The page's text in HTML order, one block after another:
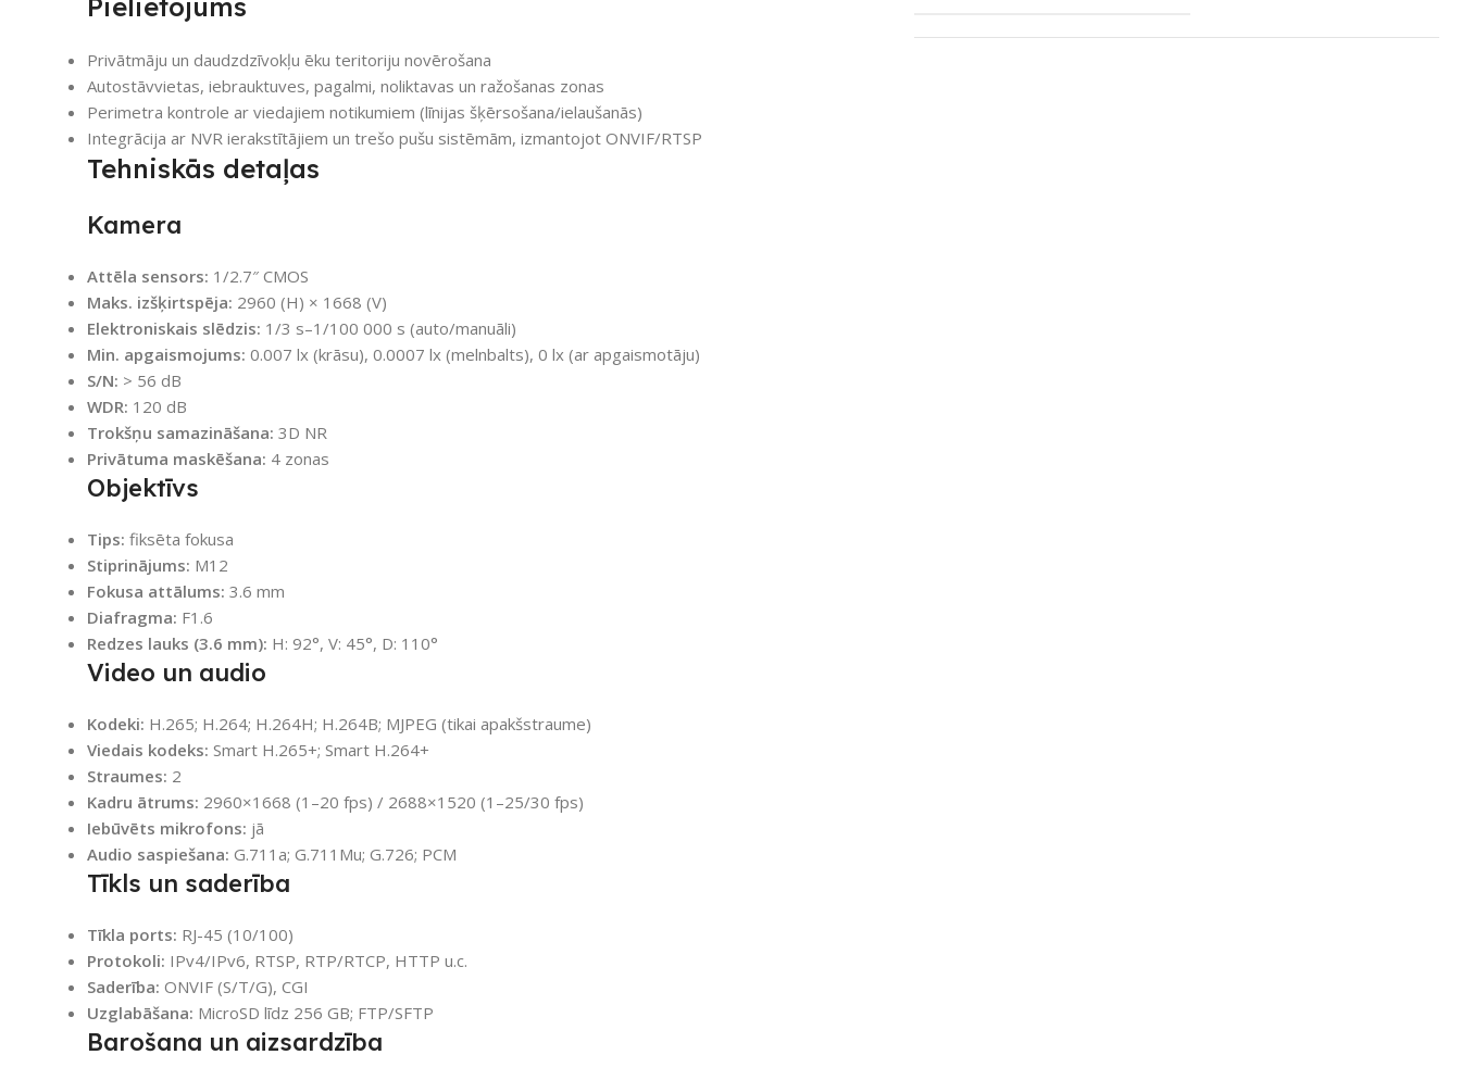
Privātmāju un daudzdzīvokļu ēku teritoriju novērošana
Autostāvvietas, iebrauktuves, pagalmi, noliktavas un ražošanas zonas
Perimetra kontrole ar viedajiem notikumiem (līnijas šķērsošana/ielaušanās)
Integrācija ar NVR ierakstītājiem un trešo pušu sistēmām, izmantojot ONVIF/RTSP
Tehniskās detaļas
Kamera
Attēla sensors: 1/2.7″ CMOS
Maks. izšķirtspēja: 2960 (H) × 1668 (V)
Elektroniskais slēdzis: 1/3 s–1/100 000 s (auto/manuāli)
Min. apgaismojums: 0.007 lx (krāsu), 0.0007 lx (melnbalts), 0 lx (ar apgaismotāju)
S/N: > 56 dB
WDR: 120 dB
Trokšņu samazināšana: 3D NR
Privātuma maskēšana: 4 zonas
Objektīvs
Tips: fiksēta fokusa
Stiprinājums: M12
Fokusa attālums: 3.6 mm
Diafragma: F1.6
Redzes lauks (3.6 mm): H: 92°, V: 45°, D: 110°
Video un audio
Kodeki: H.265; H.264; H.264H; H.264B; MJPEG (tikai apakšstraume)
Viedais kodeks: Smart H.265+; Smart H.264+
Straumes: 2
Kadru ātrums: 2960×1668 (1–20 fps) / 2688×1520 (1–25/30 fps)
Iebūvēts mikrofons: jā
Audio saspiešana: G.711a; G.711Mu; G.726; PCM
Tīkls un saderība
Tīkla ports: RJ-45 (10/100)
Protokoli: IPv4/IPv6, RTSP, RTP/RTCP, HTTP u.c.
Saderība: ONVIF (S/T/G), CGI
Uzglabāšana: MicroSD līdz 256 GB; FTP/SFTP
Barošana un aizsardzība